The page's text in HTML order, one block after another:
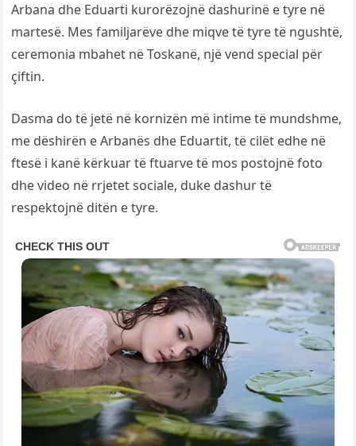
Arbana dhe Eduarti kurorëzojnë dashurinë e tyre në
martesë. Mes familjarëve dhe miqve të tyre të ngushtë,
ceremonia mbahet në Toskanë, një vend special për
çiftin.
Dasma do të jetë në kornizën më intime të mundshme,
me dëshirën e Arbanës dhe Eduartit, të cilët edhe në
ftesë i kanë kërkuar të ftuarve të mos postojnë foto
dhe video në rrjetet sociale, duke dashur të
respektojnë ditën e tyre.